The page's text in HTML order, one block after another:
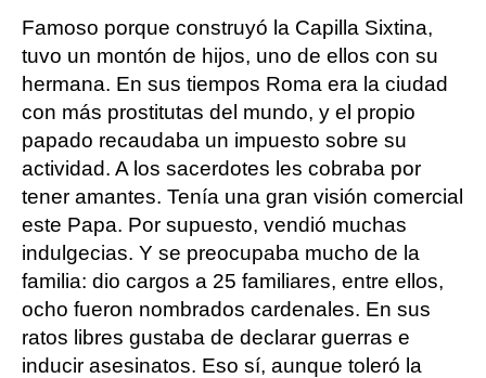
Famoso porque construyó la Capilla Sixtina,
tuvo un montón de hijos, uno de ellos con su
hermana. En sus tiempos Roma era la ciudad
con más prostitutas del mundo, y el propio
papado recaudaba un impuesto sobre su
actividad. A los sacerdotes les cobraba por
tener amantes. Tenía una gran visión comercial
este Papa. Por supuesto, vendió muchas
indulgecias. Y se preocupaba mucho de la
familia: dio cargos a 25 familiares, entre ellos,
ocho fueron nombrados cardenales. En sus
ratos libres gustaba de declarar guerras e
inducir asesinatos. Eso sí, aunque toleró la